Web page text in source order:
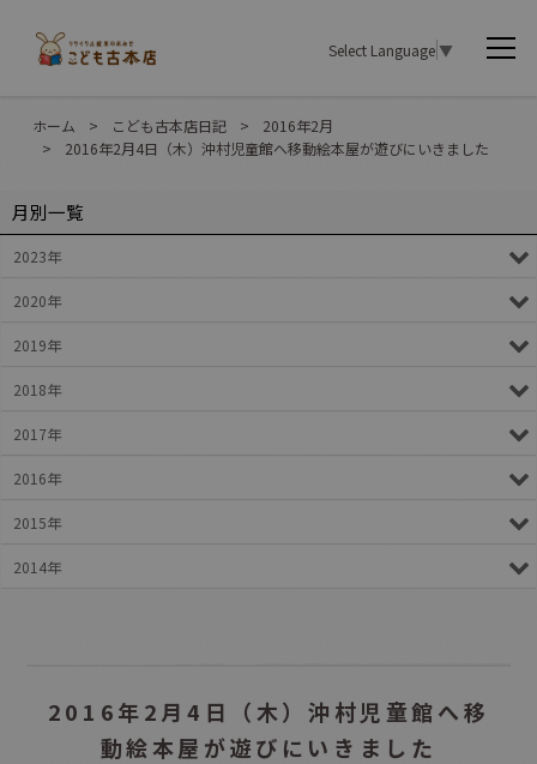
Select Language▼
ホーム > こども古本店日記 >
2016年2月
>
2016年2月4日（木）沖村児童館へ移動絵本屋が遊びにいきました
2016年2月4日（木）沖村児童館へ移
動絵本屋が遊びにいきました
月別一覧
2023年
2020年
2019年
2018年
2017年
2016年
2015年
2014年